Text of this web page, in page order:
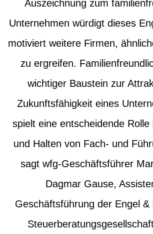
Auszeichnung zum
Unternehmen würdigt dieses
motiviert weitere Firmen,
zu ergreifen.
wichtiger Baustein zur
Zukunftsfähigkeit eines
spielt eine entscheidende
und Halten von Fach- und
sagt wfg-Geschäftsführer
Dagmar Gause,
Geschäftsführung der Engel